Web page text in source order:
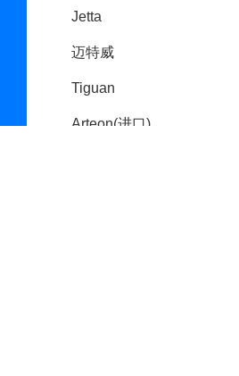
Jetta
迈特威
Tiguan
Arteon(进口)